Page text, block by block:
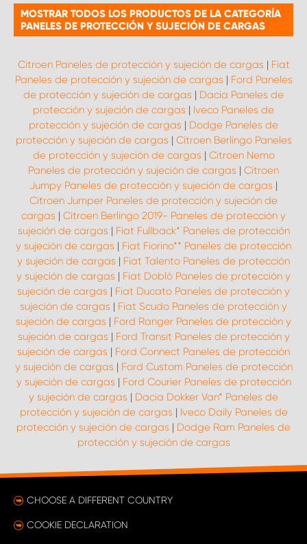
MOSTRAR TODOS LOS PRODUCTOS DE LA CATEGORÍA
PANELES DE PROTECCIÓN Y SUJECIÓN DE CARGAS
Citroen Paneles de protección y sujeción de cargas | Fiat
Paneles de protección y sujeción de cargas | Ford Paneles
de protección y sujeción de cargas | Dacia Paneles de
protección y sujeción de cargas | Iveco Paneles de
protección y sujeción de cargas | Dodge Paneles de
protección y sujeción de cargas | Citroen Berlingo Paneles
de protección y sujeción de cargas | Citroen Nemo
Paneles de protección y sujeción de cargas | Citroen
Jumpy Paneles de protección y sujeción de cargas |
Citroen Jumper Paneles de protección y sujeción de
cargas | Citroen Berlingo 2019- Paneles de protección y
sujeción de cargas | Fiat Fullback* Paneles de protección
y sujeción de cargas | Fiat Fiorino** Paneles de protección
y sujeción de cargas | Fiat Talento Paneles de protección
y sujeción de cargas | Fiat Doblò Paneles de protección y
sujeción de cargas | Fiat Ducato Paneles de protección y
sujeción de cargas | Fiat Scudo Paneles de protección y
sujeción de cargas | Ford Ranger Paneles de protección y
sujeción de cargas | Ford Transit Paneles de protección y
sujeción de cargas | Ford Connect Paneles de protección
y sujeción de cargas | Ford Custom Paneles de protección
y sujeción de cargas | Ford Courier Paneles de protección
y sujeción de cargas | Dacia Dokker Van* Paneles de
protección y sujeción de cargas | Iveco Daily Paneles de
protección y sujeción de cargas | Dodge Ram Paneles de
protección y sujeción de cargas
CHOOSE A DIFFERENT COUNTRY
COOKIE DECLARATION